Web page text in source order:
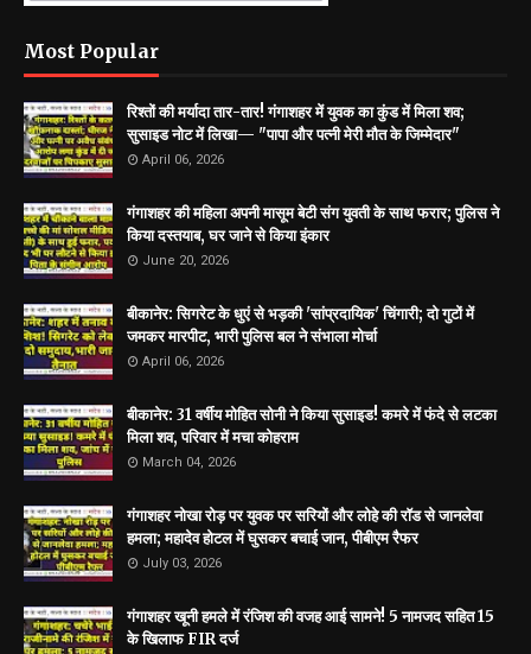
Most Popular
रिश्तों की मर्यादा तार-तार! गंगाशहर में युवक का कुंड में मिला शव;
सुसाइड नोट में लिखा— "पापा और पत्नी मेरी मौत के जिम्मेदार"
April 06, 2026
गंगाशहर की महिला अपनी मासूम बेटी संग युवती के साथ फरार; पुलिस ने
किया दस्तयाब, घर जाने से किया इंकार
June 20, 2026
बीकानेर: सिगरेट के धुएं से भड़की 'सांप्रदायिक' चिंगारी; दो गुटों में
जमकर मारपीट, भारी पुलिस बल ने संभाला मोर्चा
April 06, 2026
बीकानेर: 31 वर्षीय मोहित सोनी ने किया सुसाइड! कमरे में फंदे से लटका
मिला शव, परिवार में मचा कोहराम
March 04, 2026
गंगाशहर नोखा रोड़ पर युवक पर सरियों और लोहे की रॉड से जानलेवा
हमला; महादेव होटल में घुसकर बचाई जान, पीबीएम रैफर
July 03, 2026
गंगाशहर खूनी हमले में रंजिश की वजह आई सामने! 5 नामजद सहित 15
के खिलाफ FIR दर्ज